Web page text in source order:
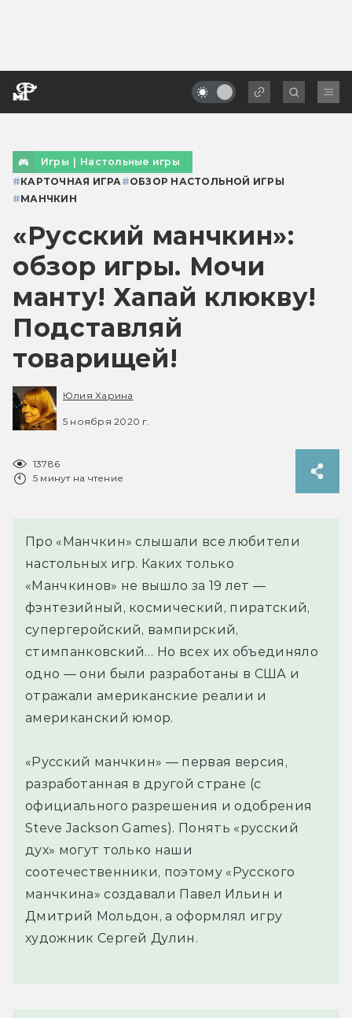
Игры | Настольные игры
#КАРТОЧНАЯ ИГРА #ОБЗОР НАСТОЛЬНОЙ ИГРЫ
#МАНЧКИН
«Русский манчкин»:
обзор игры. Мочи
манту! Хапай клюкву!
Подставляй
товарищей!
Юлия Харина
5 ноября 2020 г.
13786
5 минут на чтение
Про «Манчкин» слышали все любители
настольных игр. Каких только
«Манчкинов» не вышло за 19 лет —
фэнтезийный, космический, пиратский,
супергеройский, вампирский,
стимпанковский… Но всех их объединяло
одно — они были разработаны в США и
отражали американские реалии и
американский юмор.
«Русский манчкин» — первая версия,
разработанная в другой стране (с
официального разрешения и одобрения
Steve Jackson Games). Понять «русский
дух» могут только наши
соотечественники, поэтому «Русского
манчкина» создавали Павел Ильин и
Дмитрий Мольдон, а оформлял игру
художник Сергей Дулин.